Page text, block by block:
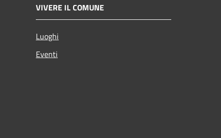
VIVERE IL COMUNE
Luoghi
Eventi